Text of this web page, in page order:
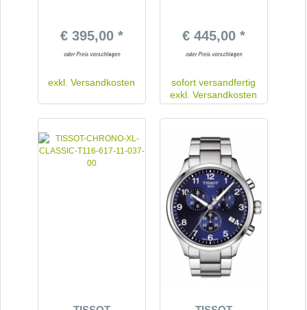
€ 395,00 *
exkl.Versandkosten
€ 445,00 *
sofort versandfertig
exkl.Versandkosten